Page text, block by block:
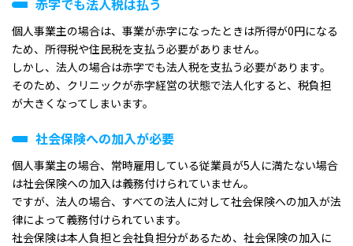
赤字でも法人税は払う
個人事業主の場合は、事業が赤字になったときは所得が0円になる
ため、所得税や住民税を支払う必要がありません。
しかし、法人の場合は赤字でも法人税を支払う必要があります。
そのため、クリニックが赤字経営の状態で法人化すると、税負担
が大きくなってしまいます。
社会保険への加入が必要
個人事業主の場合、常時雇用している従業員が5人に満たない場合
は社会保険への加入は義務付けられていません。
ですが、法人の場合、すべての法人に対して社会保険への加入が法
律によって義務付けられています。
社会保険は本人負担と会社負担分があるため、社会保険の加入に